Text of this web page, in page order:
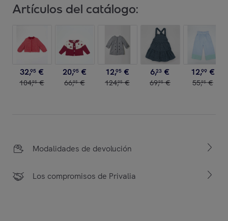
Artículos del catálogo:
32,95 €
104,95 €
20,95 €
66,95 €
12,95 €
124,95 €
6,23 €
69,95 €
12,99 €
55,95 €
Modalidades de devolución
Los compromisos de Privalia